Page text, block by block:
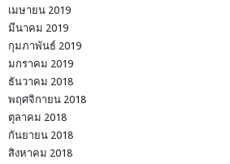
เมษายน 2019
มีนาคม 2019
กุมภาพันธ์ 2019
มกราคม 2019
ธันวาคม 2018
พฤศจิกายน 2018
ตุลาคม 2018
กันยายน 2018
สิงหาคม 2018